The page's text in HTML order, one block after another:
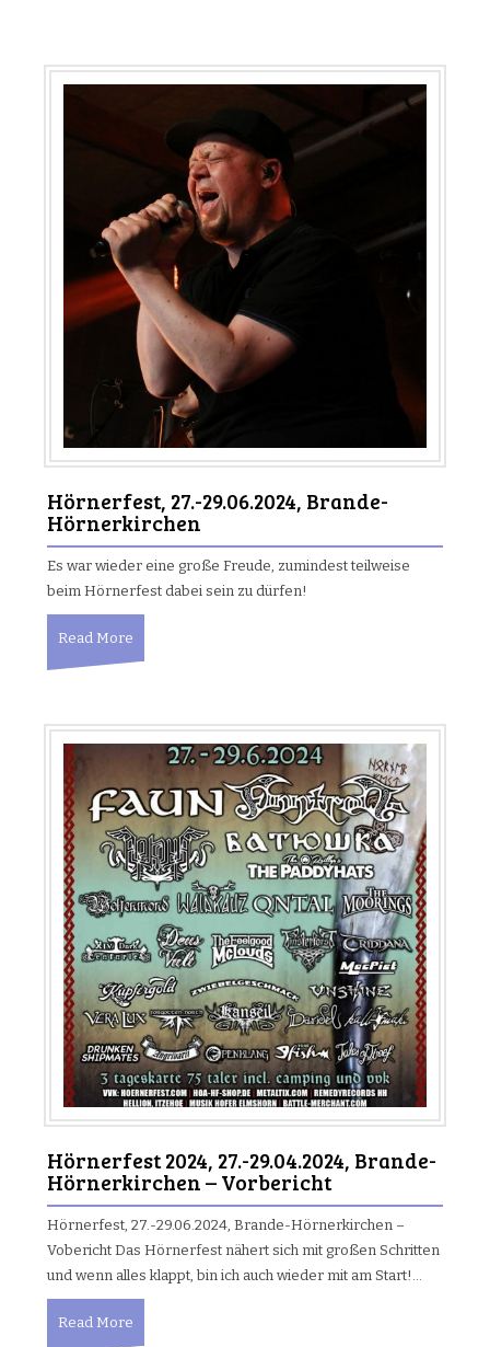
Hörnerfest, 27.-29.06.2024, Brande-
Hörnerkirchen
Es war wieder eine große Freude, zumindest teilweise
beim Hörnerfest dabei sein zu dürfen!
Read More
Hörnerfest 2024, 27.-29.04.2024, Brande-
Hörnerkirchen – Vorbericht
Hörnerfest, 27.-29.06.2024, Brande-Hörnerkirchen –
Vobericht Das Hörnerfest nähert sich mit großen Schritten
und wenn alles klappt, bin ich auch wieder mit am Start!…
Read More